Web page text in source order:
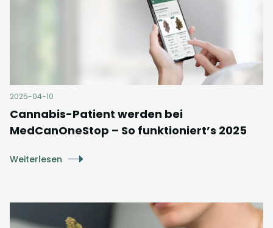
2025-04-10
Cannabis-Patient werden bei
MedCanOneStop – So funktioniert’s 2025
Weiterlesen